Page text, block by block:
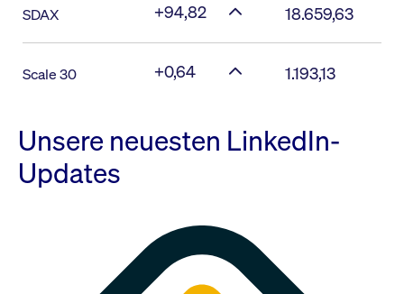
SDAX +94,82 18.659,63
Scale 30 +0,64 1.193,13
Unsere neuesten LinkedIn-
Updates